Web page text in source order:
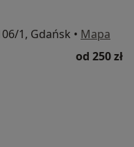
1, Gdańsk • Mapa
od 250 zł